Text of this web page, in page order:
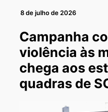
8 de julho de 2026
Campanha
violência às
chega aos
quadras de